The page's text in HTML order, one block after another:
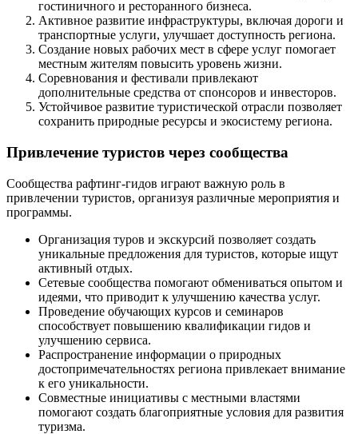
гостиничного и ресторанного бизнеса.
Активное развитие инфраструктуры, включая дороги и
транспортные услуги, улучшает доступность региона.
Создание новых рабочих мест в сфере услуг помогает
местным жителям повысить уровень жизни.
Соревнования и фестивали привлекают
дополнительные средства от спонсоров и инвесторов.
Устойчивое развитие туристической отрасли позволяет
сохранить природные ресурсы и экосистему региона.
Привлечение туристов через сообщества
Сообщества рафтинг-гидов играют важную роль в
привлечении туристов, организуя различные мероприятия и
программы.
Организация туров и экскурсий позволяет создать
уникальные предложения для туристов, которые ищут
активный отдых.
Сетевые сообщества помогают обмениваться опытом и
идеями, что приводит к улучшению качества услуг.
Проведение обучающих курсов и семинаров
способствует повышению квалификации гидов и
улучшению сервиса.
Распространение информации о природных
достопримечательностях региона привлекает внимание
к его уникальности.
Совместные инициативы с местными властями
помогают создать благоприятные условия для развития
туризма.